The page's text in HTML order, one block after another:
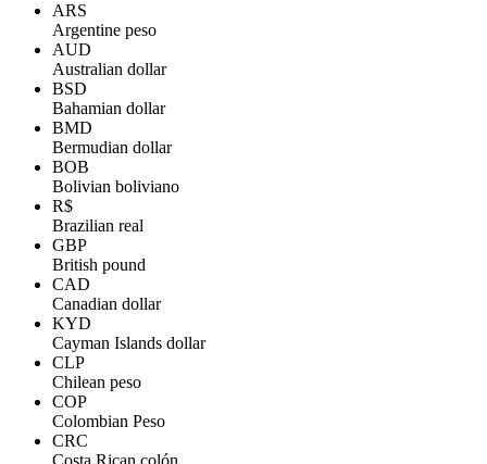
ARS
Argentine peso
AUD
Australian dollar
BSD
Bahamian dollar
BMD
Bermudian dollar
BOB
Bolivian boliviano
R$
Brazilian real
GBP
British pound
CAD
Canadian dollar
KYD
Cayman Islands dollar
CLP
Chilean peso
COP
Colombian Peso
CRC
Costa Rican colón